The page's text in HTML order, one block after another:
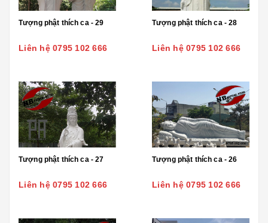
Tượng phật thích ca - 29
Liên hệ 0795 102 666
Tượng phật thích ca - 28
Liên hệ 0795 102 666
Tượng phật thích ca - 27
Liên hệ 0795 102 666
Tượng phật thích ca - 26
Liên hệ 0795 102 666